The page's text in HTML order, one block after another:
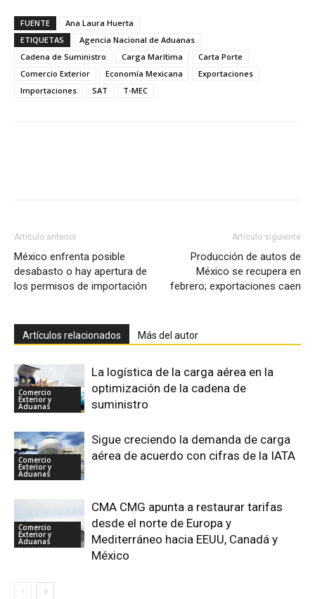
FUENTE
Ana Laura Huerta
ETIQUETAS
Agencia Nacional de Aduanas
Cadena de Suministro
Carga Marítima
Carta Porte
Comercio Exterior
Economía Mexicana
Exportaciones
Importaciones
SAT T-MEC
Artículo anterior
México enfrenta posible
desabasto o hay apertura de
los permisos de importación
Artículo siguiente
Producción de autos de
México se recupera en
febrero; exportaciones caen
Artículos relacionados Más del autor
Comercio
Exterior y
Aduanas
La logística de la carga aérea en la
optimización de la cadena de
suministro
Comercio
Exterior y
Aduanas
Sigue creciendo la demanda de carga
aérea de acuerdo con cifras de la IATA
Comercio
Exterior y
Aduanas
CMA CMG apunta a restaurar tarifas
desde el norte de Europa y
Mediterráneo hacia EEUU, Canadá y
México